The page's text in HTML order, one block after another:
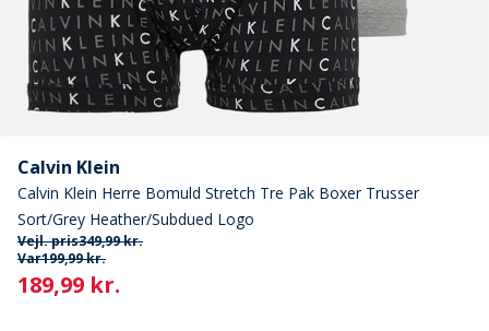
Calvin Klein
Calvin Klein Herre Bomuld Stretch Tre Pak Boxer Trusser
Sort/Grey Heather/Subdued Logo
Vejl. pris349,99 kr.
Var199,99 kr.
Current
189,99 kr.